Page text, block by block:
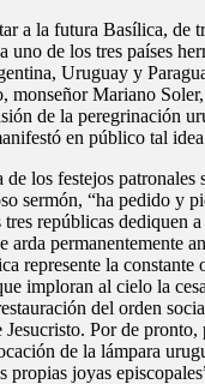
a la futura Basílica, de
uno de los tres países
Uruguay y
monseñor Mariano
de la peregrinación
en público tal
los festejos patronales
sermón, “ha pedido y
tres repúblicas dediquen
arda permanentemente
represente la constante
imploran al cielo la
del orden
Por de pronto,
de la lámpara
propias joyas